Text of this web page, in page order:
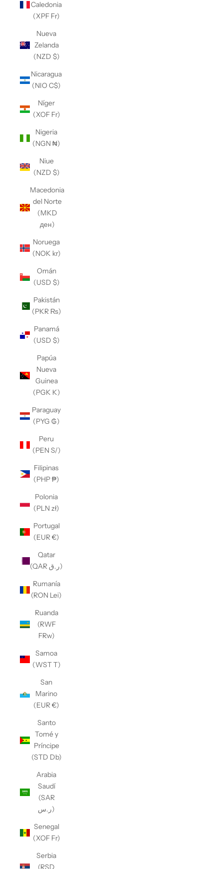
Caledonia
(XPF Fr)
Nueva
Zelanda
(NZD $)
Nicaragua
(NIO C$)
Níger
(XOF Fr)
Nigeria
(NGN ₦)
Niue
(NZD $)
Macedonia
del Norte
(MKD
ден)
Noruega
(NOK kr)
Omán
(USD $)
Pakistán
(PKR ₨)
Panamá
(USD $)
Papúa
Nueva
Guinea
(PGK K)
Paraguay
(PYG ₲)
Peru
(PEN S/)
Filipinas
(PHP ₱)
Polonia
(PLN zł)
Portugal
(EUR €)
Qatar
(QAR ر.ق)
Rumanía
(RON Lei)
Ruanda
(RWF
FRw)
Samoa
(WST T)
San
Marino
(EUR €)
Santo
Tomé y
Príncipe
(STD Db)
Arabia
Saudí
(SAR
ر.س)
Senegal
(XOF Fr)
Serbia
(RSD